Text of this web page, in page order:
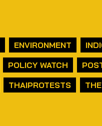
ENVIRONMENT
POLICY WATCH
THAIPROTESTS